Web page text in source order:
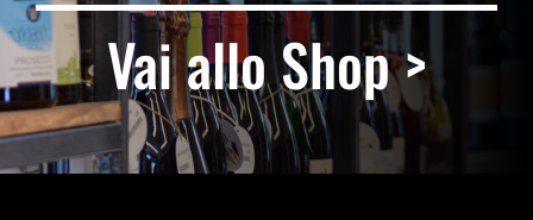
Vai allo Shop >